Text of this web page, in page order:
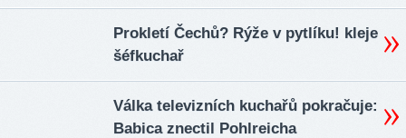
Prokletí Čechů? Rýže v pytlíku! kleje
šéfkuchař
Válka televizních kuchařů pokračuje:
Babica znectil Pohlreicha